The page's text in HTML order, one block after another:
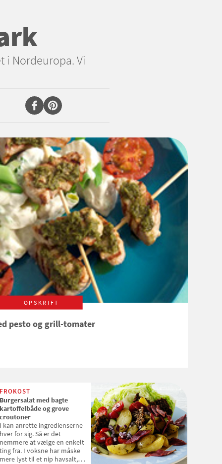
i Nordeuropa. Vi
OPSKRIFT
pesto og grill-tomater
FROKOST
Burgersalat med bagte
kartoffelbåde og grove
croutoner
I kan anrette ingredienserne
hver for sig. Så er det
nemmere at vælge en enkelt
ting fra. I voksne har måske
mere lyst til et nip havsalt,